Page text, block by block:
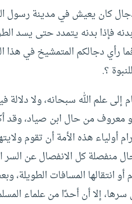
كان يعيش في مدينة رسول
فإذا بدنه يتمدد حتى يسد
رأي دجالكم المتمشيخ في هذا
؟.
علم الله سبحانه، ولا دلالة
معروف من حال ابن صياد، وقد
أولياء هذه الأمة أن تقوم
كل الانفصال عن السر
انتقالها المسافات الطويلة،
إلا أن أحدًا من علماء